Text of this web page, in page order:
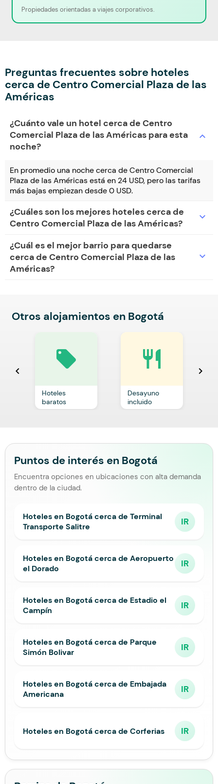
Propiedades orientadas a viajes corporativos.
Preguntas frecuentes sobre hoteles
cerca de Centro Comercial Plaza de las
Américas
¿Cuánto vale un hotel cerca de Centro
Comercial Plaza de las Américas para esta
noche?
expand_more
En promedio una noche cerca de Centro Comercial
Plaza de las Américas está en 24 USD, pero las tarifas
más bajas empiezan desde 0 USD.
¿Cuáles son los mejores hoteles cerca de
Centro Comercial Plaza de las Américas?
expand_more
¿Cuál es el mejor barrio para quedarse
cerca de Centro Comercial Plaza de las
Américas?
expand_more
Otros alojamientos en Bogotá
chevron_left
local_offer
Hoteles
baratos
restaurant
Desayuno
incluido
chevron_right
Puntos de interés en Bogotá
Encuentra opciones en ubicaciones con alta demanda
dentro de la ciudad.
Hoteles en Bogotá cerca de Terminal
Transporte Salitre
IR
Hoteles en Bogotá cerca de Aeropuerto
el Dorado
IR
Hoteles en Bogotá cerca de Estadio el
Campín
IR
Hoteles en Bogotá cerca de Parque
Simón Bolivar
IR
Hoteles en Bogotá cerca de Embajada
Americana
IR
Hoteles en Bogotá cerca de Corferias IR